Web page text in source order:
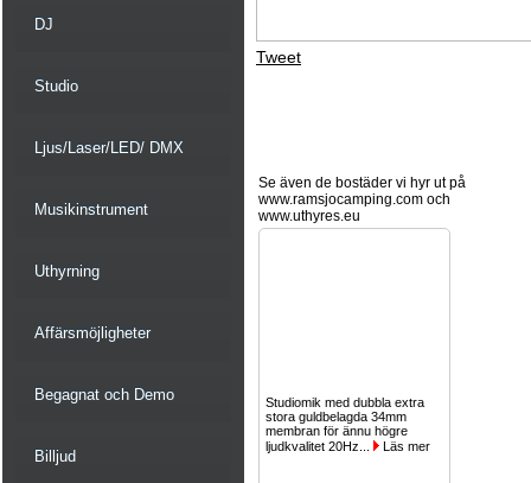
DJ
Studio
Ljus/Laser/LED/ DMX
Musikinstrument
Uthyrning
Affärsmöjligheter
Begagnat och Demo
Billjud
Tweet
Se även de bostäder vi hyr ut på
www.ramsjocamping.com och
www.uthyres.eu
Studiomik med dubbla extra
stora guldbelagda 34mm
membran för ännu högre
ljudkvalitet 20Hz...
Läs mer